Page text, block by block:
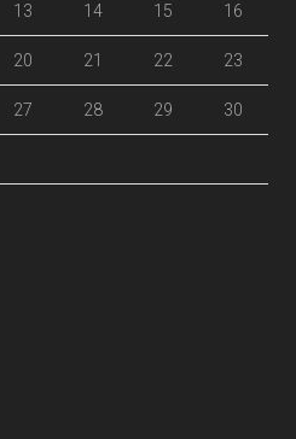
13 14 15 16
20 21 22 23
27 28 29 30